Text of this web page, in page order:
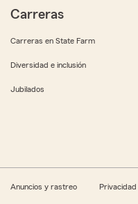
Carreras
Carreras en State Farm
Diversidad e inclusión
Jubilados
Anuncios y rastreo Privacidad